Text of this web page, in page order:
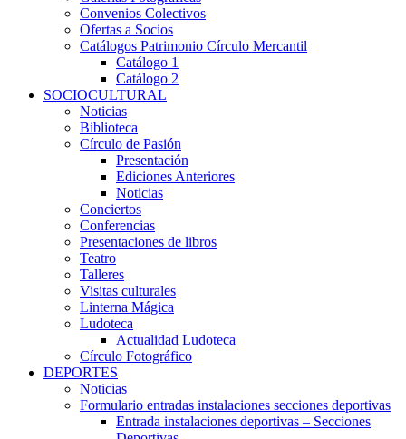
Convenios Colectivos
Ofertas a Socios
Catálogos Patrimonio Círculo Mercantil
Catálogo 1
Catálogo 2
SOCIOCULTURAL
Noticias
Biblioteca
Círculo de Pasión
Presentación
Ediciones Anteriores
Noticias
Conciertos
Conferencias
Presentaciones de libros
Teatro
Talleres
Visitas culturales
Linterna Mágica
Ludoteca
Actualidad Ludoteca
Círculo Fotográfico
DEPORTES
Noticias
Formulario entradas instalaciones secciones deportivas
Entrada instalaciones deportivas – Secciones